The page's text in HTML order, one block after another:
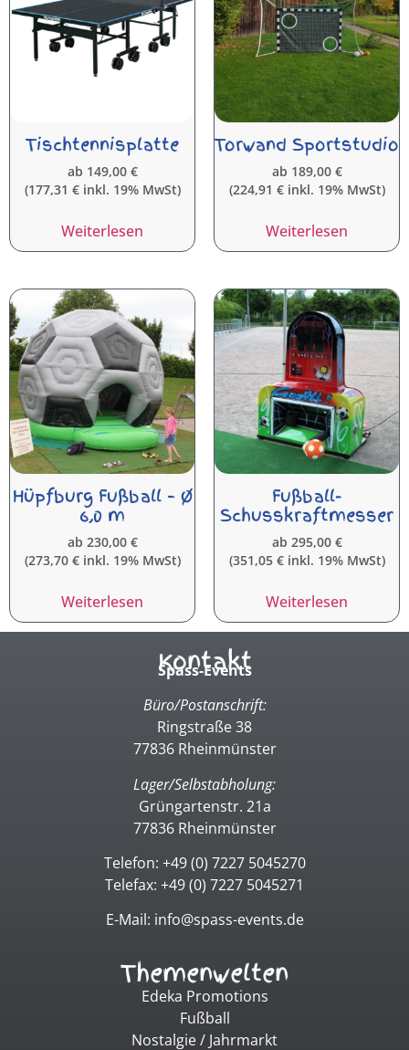
Tischtennisplatte
ab 149,00 €
(177,31 €inkl. 19% MwSt)
Weiterlesen
Torwand Sportstudio
ab 189,00 €
(224,91 €inkl. 19% MwSt)
Weiterlesen
Hüpfburg Fußball – Ø
6,0 m
ab 230,00 €
(273,70 €inkl. 19% MwSt)
Weiterlesen
Fußball-
Schusskraftmesser
ab 295,00 €
(351,05 €inkl. 19% MwSt)
Weiterlesen
Kontakt
Spass-Events
Büro/Postanschrift:
Ringstraße 38
77836 Rheinmünster
Lager/Selbstabholung:
Grüngartenstr. 21a
77836 Rheinmünster
Telefon: +49 (0) 7227 5045270
Telefax: +49 (0) 7227 5045271
E-Mail: info@spass-events.de
Themenwelten
Edeka Promotions
Fußball
Nostalgie / Jahrmarkt